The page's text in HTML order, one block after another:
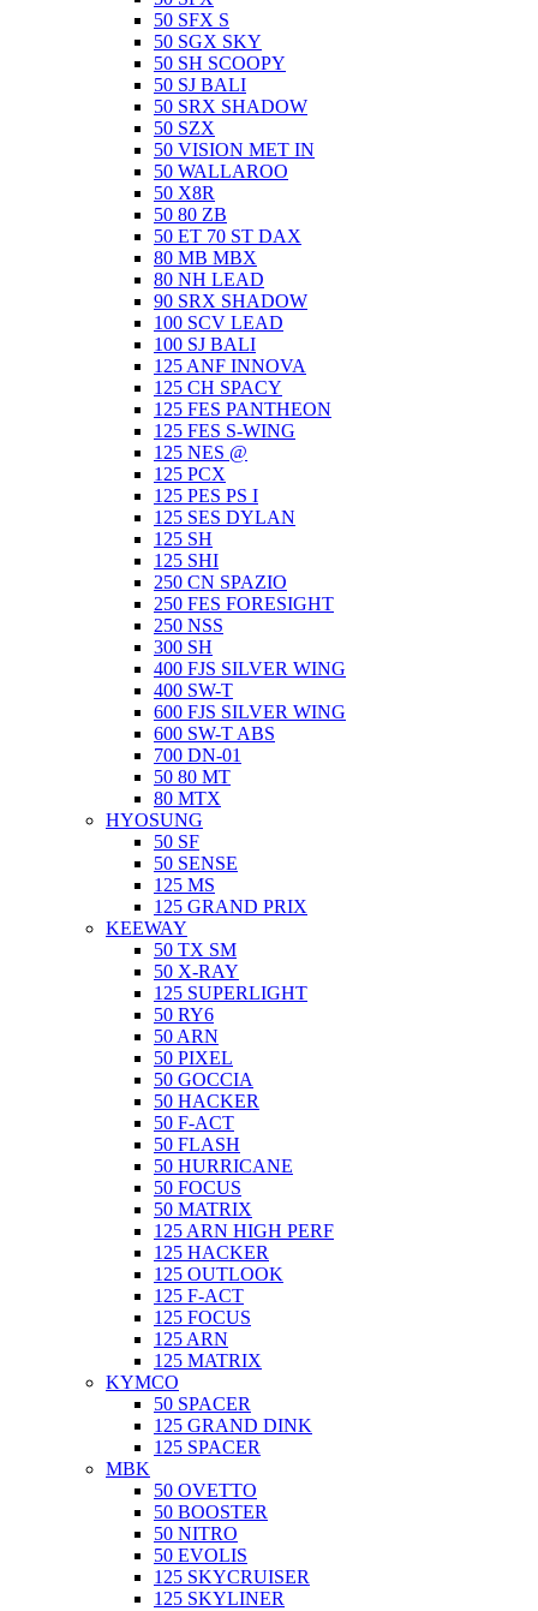
50 SFX S
50 SGX SKY
50 SH SCOOPY
50 SJ BALI
50 SRX SHADOW
50 SZX
50 VISION MET IN
50 WALLAROO
50 X8R
50 80 ZB
50 ET 70 ST DAX
80 MB MBX
80 NH LEAD
90 SRX SHADOW
100 SCV LEAD
100 SJ BALI
125 ANF INNOVA
125 CH SPACY
125 FES PANTHEON
125 FES S-WING
125 NES @
125 PCX
125 PES PS I
125 SES DYLAN
125 SH
125 SHI
250 CN SPAZIO
250 FES FORESIGHT
250 NSS
300 SH
400 FJS SILVER WING
400 SW-T
600 FJS SILVER WING
600 SW-T ABS
700 DN-01
50 80 MT
80 MTX
HYOSUNG
50 SF
50 SENSE
125 MS
125 GRAND PRIX
KEEWAY
50 TX SM
50 X-RAY
125 SUPERLIGHT
50 RY6
50 ARN
50 PIXEL
50 GOCCIA
50 HACKER
50 F-ACT
50 FLASH
50 HURRICANE
50 FOCUS
50 MATRIX
125 ARN HIGH PERF
125 HACKER
125 OUTLOOK
125 F-ACT
125 FOCUS
125 ARN
125 MATRIX
KYMCO
50 SPACER
125 GRAND DINK
125 SPACER
MBK
50 OVETTO
50 BOOSTER
50 NITRO
50 EVOLIS
125 SKYCRUISER
125 SKYLINER